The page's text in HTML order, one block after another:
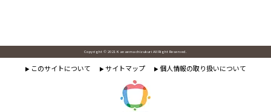
Copyright © 2021 Kanaemachizukuri All Right Reserved.
▶ このサイトについて ▶ サイトマップ ▶ 個人情報の取り扱いについて